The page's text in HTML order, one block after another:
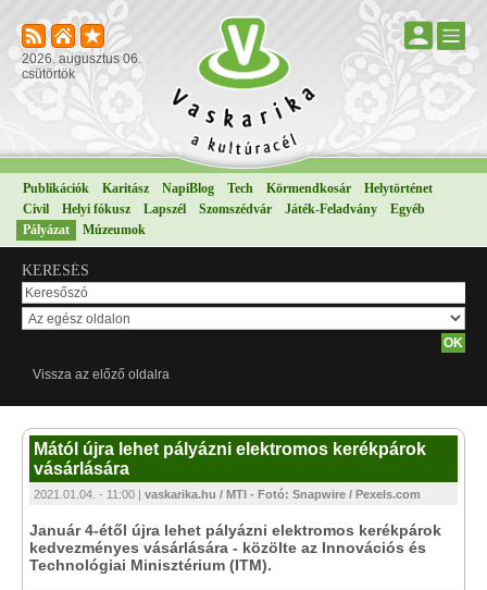
2026. augusztus 06.
csütörtök
Publikációk Karitász NapiBlog Tech Körmendkosár
Helytörténet
Civil
Helyi fókusz Lapszél Szomszédvár Játék-Feladvány
Egyéb
Pályázat
Múzeumok
KERESÉS
Vissza az előző oldalra
Mától újra lehet pályázni elektromos kerékpárok
vásárlására
2021.01.04. - 11:00 | vaskarika.hu / MTI - Fotó: Snapwire / Pexels.com
Január 4-étől újra lehet pályázni elektromos kerékpárok
kedvezményes vásárlására - közölte az Innovációs és
Technológiai Minisztérium (ITM).